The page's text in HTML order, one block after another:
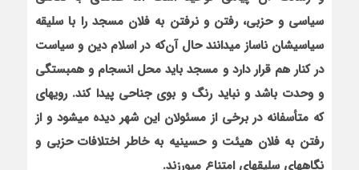
سیاسی و حزبی، رفتن و نرفتن به فلان مسجد را با سلیقه
سیاسی‏شان ناساز می‏دانند حال آن‌که در اسلام دین و سیاست
در کنار هم قرار دارد و مسجد باید محل انسجام و همبستگی
و وحدت باشد و نباید رنگ و بوی جناحی پیدا کند. رویه‏ای
که متأسفانه در برخی از مسئولان این شهر دیده می‏شود و از
رفتن به فلان هیئت و حسینیه به خاطر اختلافات حزبی و
نگاه‏های سلیقه‏ای امتناع می‏ورزند.